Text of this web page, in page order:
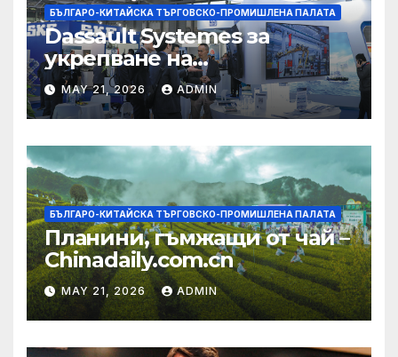
БЪЛГАРО-КИТАЙСКА ТЪРГОВСКО-ПРОМИШЛЕНА ПАЛАТА
Dassault Systemes за
укрепване на
изграждането на AI
екосистема в Китай
MAY 21, 2026 ADMIN
БЪЛГАРО-КИТАЙСКА ТЪРГОВСКО-ПРОМИШЛЕНА ПАЛАТА
Планини, гъмжащи от чай –
Chinadaily.com.cn
MAY 21, 2026 ADMIN